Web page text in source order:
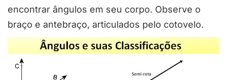
encontrar ângulos em seu corpo. Observe o
braço e antebraço, articulados pelo cotovelo.